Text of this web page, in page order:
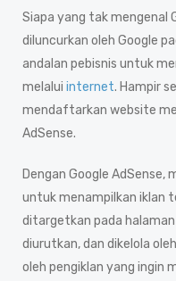
Siapa yang tak mengenal
diluncurkan oleh Google
andalan pebisnis untuk
melalui internet. Hampir
mendaftarkan website
AdSense.
Dengan Google
untuk menampilkan iklan
ditargetkan pada halaman
diurutkan, dan dikelola
oleh pengiklan yang ingin